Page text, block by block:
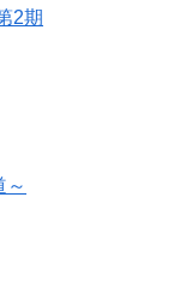
2期
～